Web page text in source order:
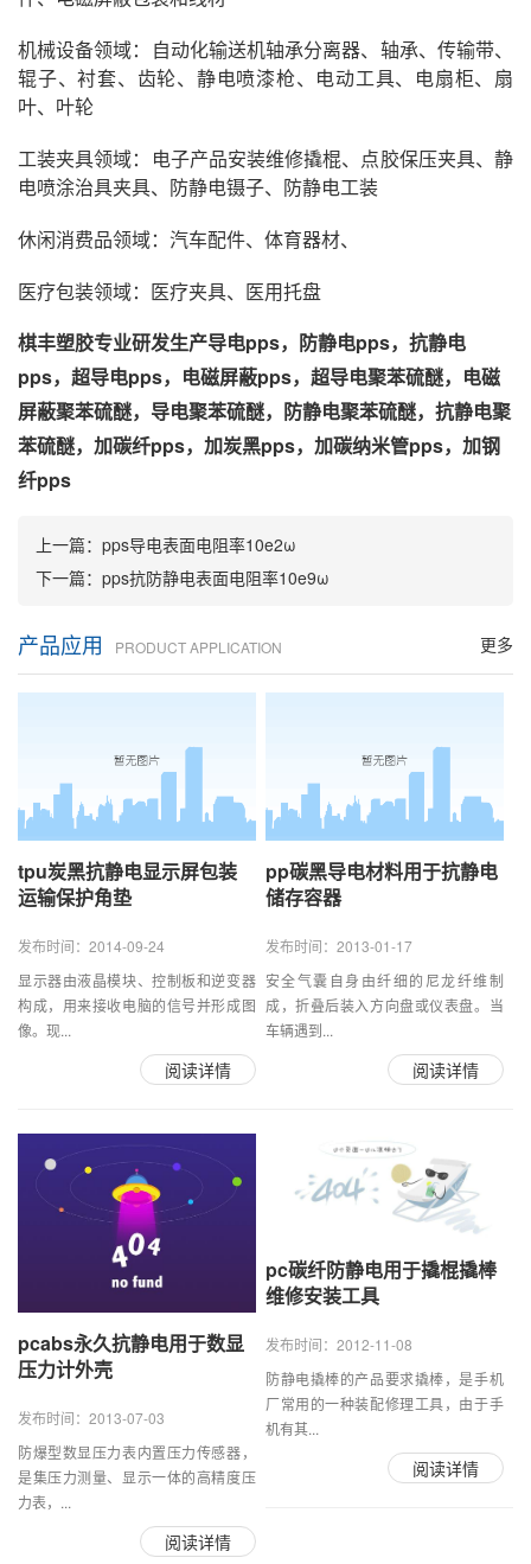
机械设备领域：自动化输送机轴承分离器、轴承、传输带、
辊子、衬套、齿轮、静电喷漆枪、电动工具、电扇柜、扇
叶、叶轮
工装夹具领域：电子产品安装维修撬棍、点胶保压夹具、静
电喷涂治具夹具、防静电镊子、防静电工装
休闲消费品领域：汽车配件、体育器材、
医疗包装领域：医疗夹具、医用托盘
棋丰塑胶专业研发生产导电pps，防静电pps，抗静电
pps，超导电pps，电磁屏蔽pps，超导电聚苯硫醚，电磁
屏蔽聚苯硫醚，导电聚苯硫醚，防静电聚苯硫醚，抗静电聚
苯硫醚，加碳纤pps，加炭黑pps，加碳纳米管pps，加钢
纤pps
上一篇： pps导电表面电阻率10e2ω
下一篇： pps抗防静电表面电阻率10e9ω
更多
产品应用 PRODUCT APPLICATION
tpu炭黑抗静电显示屏包装
运输保护角垫
发布时间：2014-09-24
显示器由液晶模块、控制板和逆变器
构成，用来接收电脑的信号并形成图
像。现...
阅读详情
pp碳黑导电材料用于抗静电
储存容器
发布时间：2013-01-17
安全气囊自身由纤细的尼龙纤维制
成，折叠后装入方向盘或仪表盘。当
车辆遇到...
阅读详情
pcabs永久抗静电用于数显
压力计外壳
发布时间：2013-07-03
防爆型数显压力表内置压力传感器，
是集压力测量、显示一体的高精度压
力表，...
阅读详情
pc碳纤防静电用于撬棍撬棒
维修安装工具
发布时间：2012-11-08
防静电撬棒的产品要求撬棒，是手机
厂常用的一种装配修理工具，由于手
机有其...
阅读详情